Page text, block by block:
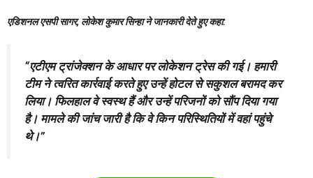
एडिशनल एसपी सागर, लोकेश कुमार सिन्हा ने जानकारी देते हुए कहा:
“एटीएम ट्रांजेक्शन के आधार पर लोकेशन ट्रेस की गई। हमारी
टीम ने त्वरित कार्रवाई करते हुए उन्हें होटल से सकुशल बरामद कर
लिया। फिलहाल वे स्वस्थ हैं और उन्हें परिजनों को सौंप दिया गया
है। मामले की जांच जारी है कि वे किन परिस्थितियों में वहां पहुंचे
थे।”